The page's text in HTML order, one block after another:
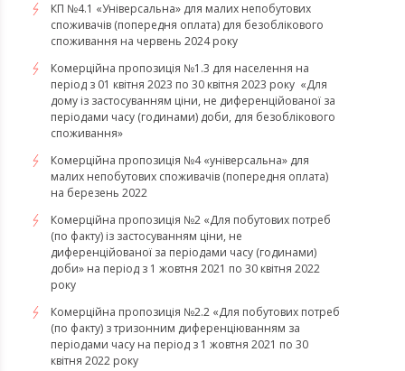
КП №4.1 «Універсальна» для малих непобутових
споживачів (попередня оплата) для безоблікового
споживання на червень 2024 року
​​​​​​​Комерційна пропозиція №1.3 для населення на
період з 01 квітня 2023 по 30 квітня 2023 року «Для
дому із застосуванням ціни, не диференційованої за
періодами часу (годинами) доби, для безоблікового
споживання»
​​​​​​​Комерційна пропозиція №4 «універсальна» для
малих непобутових споживачів (попередня оплата)
на березень 2022
Комерційна пропозиція №2 «Для побутових потреб
(по факту) із застосуванням ціни, не
диференційованої за періодами часу (годинами)
доби» на період з 1 жовтня 2021 по 30 квітня 2022
року
Комерційна пропозиція №2.2 «Для побутових потреб
(по факту) з тризонним диференціюванням за
періодами часу на період з 1 жовтня 2021 по 30
квітня 2022 року